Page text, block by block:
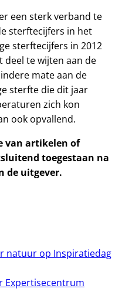
een sterk verband te
sterftecijfers in het
sterftecijfers in 2012
deel te wijten aan de
mate aan de
sterfte die dit jaar
zich kon
ook opvallend.
van artikelen of
toegestaan na
de uitgever.
natuur op Inspiratiedag
Expertisecentrum